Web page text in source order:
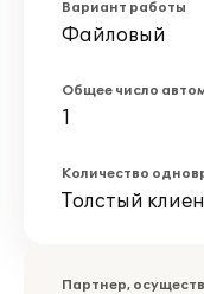
Вариант работы
Файловый
Общее число
1
Количество
Толстый
Партнер,